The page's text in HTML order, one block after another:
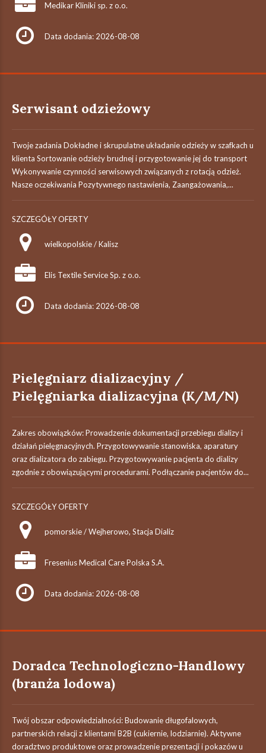
Medikar Kliniki sp. z o.o.
Data dodania: 2026-08-08
Serwisant odzieżowy
Twoje zadania Dokładne i skrupulatne układanie odzieży w szafkach u
klienta Sortowanie odzieży brudnej i przygotowanie jej do transport
Wykonywanie czynności serwisowych związanych z rotacją odzież.
Nasze oczekiwania Pozytywnego nastawienia, Zaangażowania,...
SZCZEGÓŁY OFERTY
wielkopolskie / Kalisz
Elis Textile Service Sp. z o.o.
Data dodania: 2026-08-08
Pielęgniarz dializacyjny /
Pielęgniarka dializacyjna (K/M/N)
Zakres obowiązków: Prowadzenie dokumentacji przebiegu dializy i
działań pielęgnacyjnych. Przygotowywanie stanowiska, aparatury
oraz dializatora do zabiegu. Przygotowywanie pacjenta do dializy
zgodnie z obowiązującymi procedurami. Podłączanie pacjentów do...
SZCZEGÓŁY OFERTY
pomorskie / Wejherowo, Stacja Dializ
Fresenius Medical Care Polska S.A.
Data dodania: 2026-08-08
Doradca Technologiczno-Handlowy
(branża lodowa)
Twój obszar odpowiedzialności: Budowanie długofalowych,
partnerskich relacji z klientami B2B (cukiernie, lodziarnie). Aktywne
doradztwo produktowe oraz prowadzenie prezentacji i pokazów u